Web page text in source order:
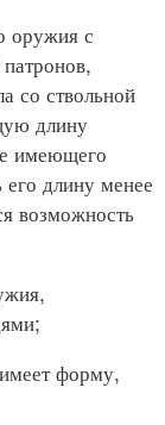
оружия с
со ствольной
длину
имеющего
его длину менее
возможность
форму,